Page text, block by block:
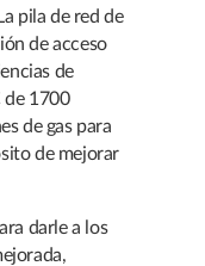
pila de red de
de acceso
de
de 1700
de gas para
de mejorar
darle a los